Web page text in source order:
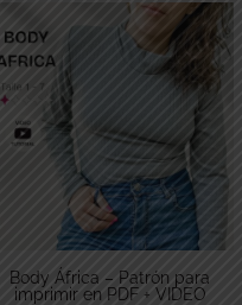
Body África – Patrón para
imprimir en PDF + VIDEO